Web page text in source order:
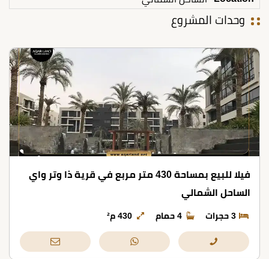
وحدات المشروع
فيلا للبيع بمساحة 430 متر مربع في قرية ذا وتر واي
الساحل الشمالي
3 حجرات 4 حمام 430 م²